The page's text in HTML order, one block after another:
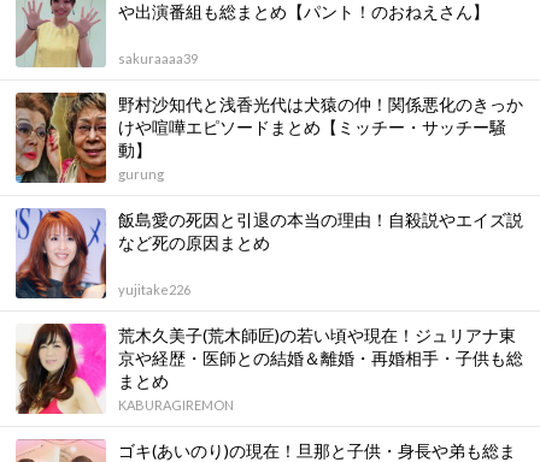
や出演番組も総まとめ【パント！のおねえさん】
sakuraaaa39
野村沙知代と浅香光代は犬猿の仲！関係悪化のきっか
けや喧嘩エピソードまとめ【ミッチー・サッチー騒
動】
gurung
飯島愛の死因と引退の本当の理由！自殺説やエイズ説
など死の原因まとめ
yujitake226
荒木久美子(荒木師匠)の若い頃や現在！ジュリアナ東
京や経歴・医師との結婚＆離婚・再婚相手・子供も総
まとめ
KABURAGIREMON
ゴキ(あいのり)の現在！旦那と子供・身長や弟も総ま